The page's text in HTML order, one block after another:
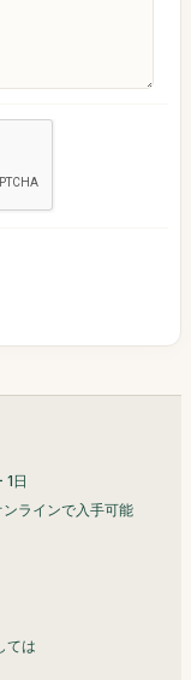
1日
ンラインで入手可能
ては